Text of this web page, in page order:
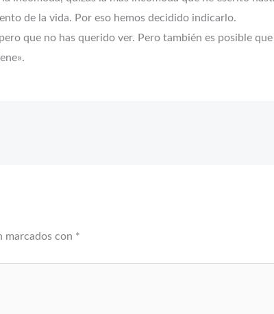
de la vida. Por eso hemos decidido indicarlo.
que no has querido ver. Pero también es posible
marcados con *